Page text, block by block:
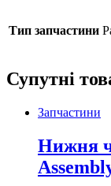
Тип запчастини
Супутні
Запчастини
Нижня